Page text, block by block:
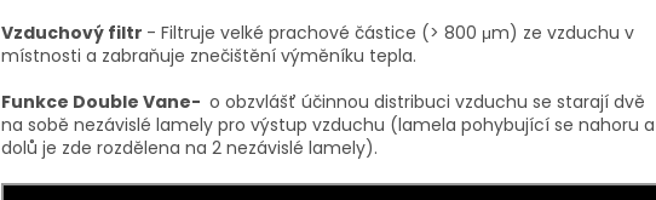
Vzduchový filtr - Filtruje velké prachové částice (> 800 μm) ze vzduchu v
místnosti a zabraňuje znečištění výměníku tepla.
Funkce Double Vane- o obzvlášť účinnou distribuci vzduchu se starají dvě
na sobě nezávislé lamely pro výstup vzduchu (lamela pohybující se nahoru a
dolů je zde rozdělena na 2 nezávislé lamely).